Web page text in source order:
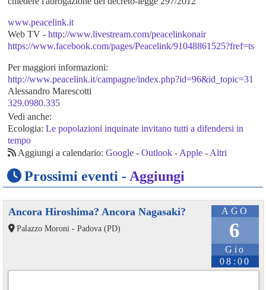
www.peacelink.it
Web TV - http://www.livestream.com/peacelinkonair
https://www.facebook.com/pages/Peacelink/91048861525?fref=ts
Per maggiori informazioni:
http://www.peacelink.it/campagne/index.php?id=96&id_topic=31
Alessandro Marescotti
329.0980.335
Vedi anche:
Ecologia: Le popolazioni inquinate invitano tutti a difendersi in
tempo
Aggiungi a calendario: Google- Outlook- Apple- Altri
Prossimi eventi - Aggiungi
AGO
6
Gio
08:00
Ancora Hiroshima? Ancora Nagasaki?
Palazzo Moroni - Padova (PD)